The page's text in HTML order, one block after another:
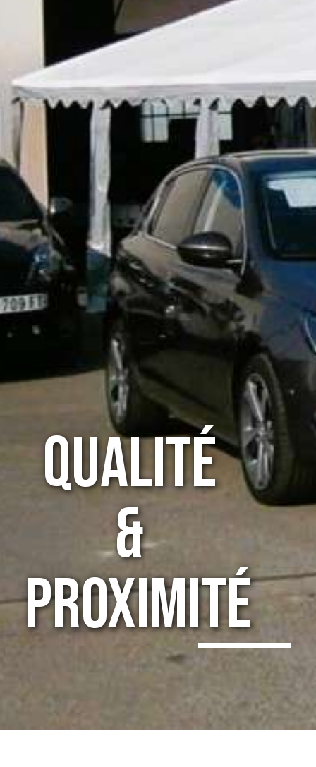
Qualité
&
Proximité